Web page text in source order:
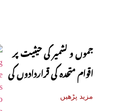
جموں و کشمیر کی حیثیت پر
اقوام متحدہ کی قراردادوں کی
قانونی حیثیت تبدیل نہیں
مزید پڑھیں